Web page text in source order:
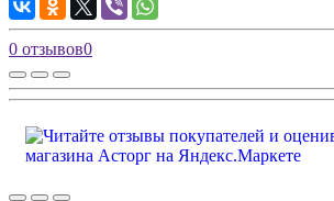
0 отзывов0